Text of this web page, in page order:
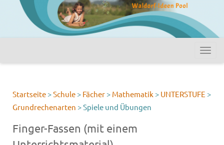
Startseite >Schule > Fächer > Mathematik > UNTERSTUFE >
Grundrechenarten >Spiele und Übungen
Finger-Fassen (mit einem